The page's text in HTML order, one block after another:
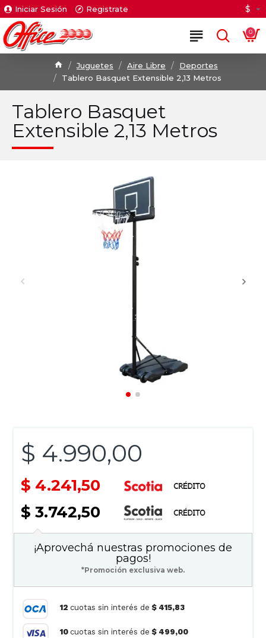
Iniciar Sesión Registrate $
0
Juguetes Aire Libre
Deportes
Tablero Basquet Extensible 2,13 Metros
Tablero Basquet
Extensible 2,13 Metros
$ 4.990,00
$ 4.241,50
$ 3.742,50
¡Aprovechá nuestras promociones de
pagos!
*Promoción exclusiva web.
12 cuotas sin interés de $ 415,83
10 cuotas sin interés de $ 499,00